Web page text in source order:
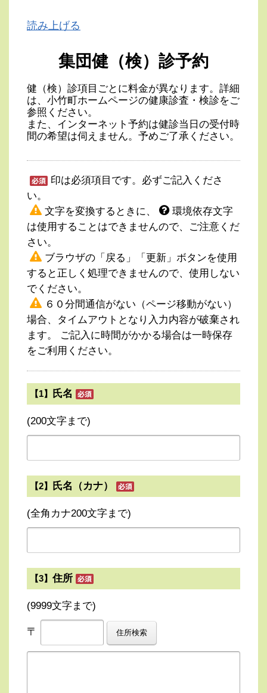
読み上げる
集団健（検）診予約
健（検）診項目ごとに料金が異なります。詳細
は、小竹町ホームページの健康診査・検診をご
参照ください。
また、インターネット予約は健診当日の受付時
間の希望は伺えません。予めご了承ください。
印は必須項目です。必ずご記入くださ
い。
文字を変換するときに、
環境依存文字
は使用することはできませんので、ご注意くだ
さい。
ブラウザの「戻る」「更新」ボタンを使用
すると正しく処理できませんので、使用しない
でください。
６０分間通信がない（ページ移動がない）
場合、タイムアウトとなり入力内容が破棄され
ます。 ご記入に時間がかかる場合は一時保存
をご利用ください。
【1】 氏名
(200文字まで)
【2】 氏名（カナ）
(全角カナ200文字まで)
【3】住所
(9999文字まで)
〒